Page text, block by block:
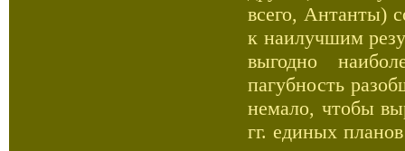
всего, Антанты)
к наилучшим
выгодно
пагубность
немало, чтобы
гг. единых